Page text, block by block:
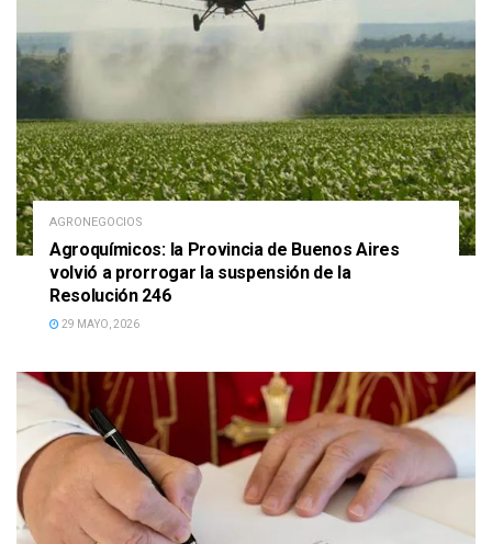
AGRONEGOCIOS
Agroquímicos: la Provincia de Buenos Aires
volvió a prorrogar la suspensión de la
Resolución 246
29 MAYO, 2026